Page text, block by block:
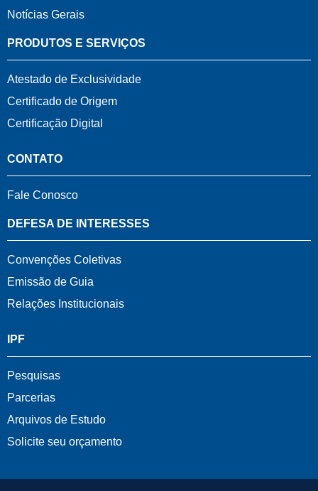
Notícias Gerais
PRODUTOS E SERVIÇOS
Atestado de Exclusividade
Certificado de Origem
Certificação Digital
CONTATO
Fale Conosco
DEFESA DE INTERESSES
Convenções Coletivas
Emissão de Guia
Relações Institucionais
IPF
Pesquisas
Parcerias
Arquivos de Estudo
Solicite seu orçamento